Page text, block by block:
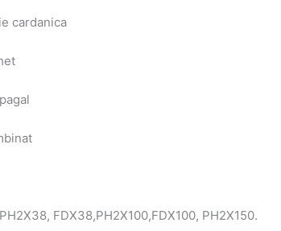
cardanica
FDX38,PH2X100,FDX100, PH2X150.